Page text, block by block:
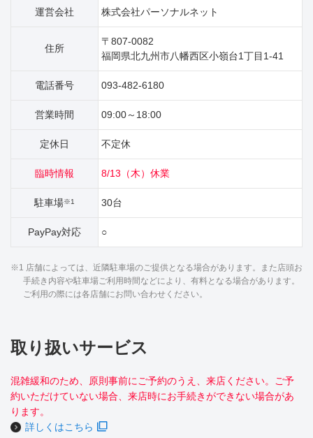
運営会社 株式会社パーソナルネット
住所
〒807-0082
福岡県北九州市八幡西区小嶺台1丁目1‐41
電話番号 093-482-6180
営業時間 09:00～18:00
定休日 不定休
臨時情報 8/13（木）休業
駐車場※1 30台
PayPay対応 ○
※1 店舗によっては、近隣駐車場のご提供となる場合があります。また店頭お
手続き内容や駐車場ご利用時間などにより、有料となる場合があります。
ご利用の際には各店舗にお問い合わせください。
取り扱いサービス
混雑緩和のため、原則事前にご予約のうえ、来店ください。ご予
約いただけていない場合、来店時にお手続きができない場合があ
ります。
詳しくはこちら